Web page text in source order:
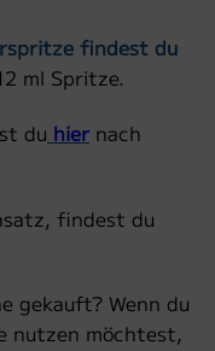
findest du
ml Spritze.
du hier nach
findest du
gekauft? Wenn du
nutzen möchtest,